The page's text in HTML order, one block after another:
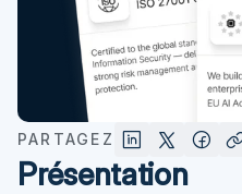
PARTAGEZ
Présentation